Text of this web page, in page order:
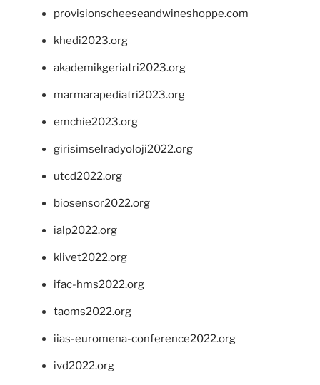
provisionscheeseandwineshoppe.com
khedi2023.org
akademikgeriatri2023.org
marmarapediatri2023.org
emchie2023.org
girisimselradyoloji2022.org
utcd2022.org
biosensor2022.org
ialp2022.org
klivet2022.org
ifac-hms2022.org
taoms2022.org
iias-euromena-conference2022.org
ivd2022.org